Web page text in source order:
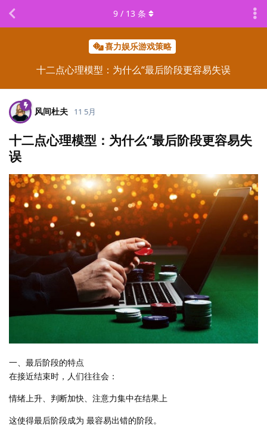
喜力娱乐游戏策略
十二点心理模型：为什么“最后阶段更容易失误
9 / 13 条
风间杜夫 11 5月
十二点心理模型：为什么“最后阶段更容易失
误
一、最后阶段的特点
在接近结束时，人们往往会：
情绪上升、判断加快、注意力集中在结果上
这使得最后阶段成为 最容易出错的阶段。